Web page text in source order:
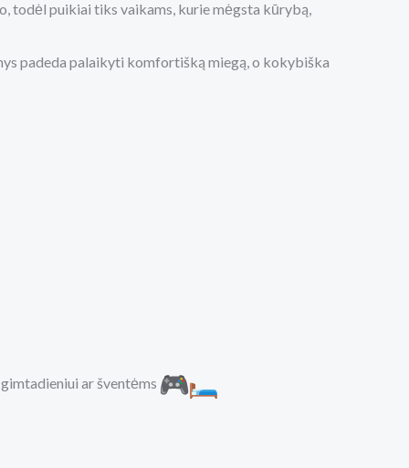
todėl puikiai tiks vaikams, kurie mėgsta kūrybą,
padeda palaikyti komfortišką miegą, o kokybiška
ar šventėms